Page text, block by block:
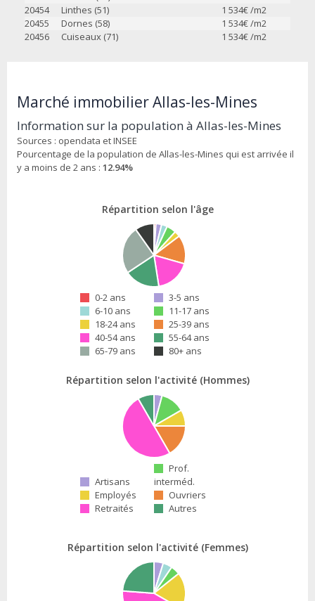
20454
Linthes (51) 1 534€ /m2
20455
Dornes (58) 1 534€ /m2
20456
Cuiseaux (71) 1 534€ /m2
Marché immobilier Allas-les-Mines
Information sur la population à Allas-les-Mines
Sources : opendata et INSEE
Pourcentage de la population de Allas-les-Mines qui est arrivée il
y a moins de 2 ans : 12.94%
Répartition selon l'âge
0-2 ans
3-5 ans
6-10 ans
11-17 ans
18-24 ans
25-39 ans
40-54 ans
55-64 ans
65-79 ans
80+ ans
Répartition selon l'activité (Hommes)
Artisans
Prof.
interméd.
Employés
Ouvriers
Retraités
Autres
Répartition selon l'activité (Femmes)